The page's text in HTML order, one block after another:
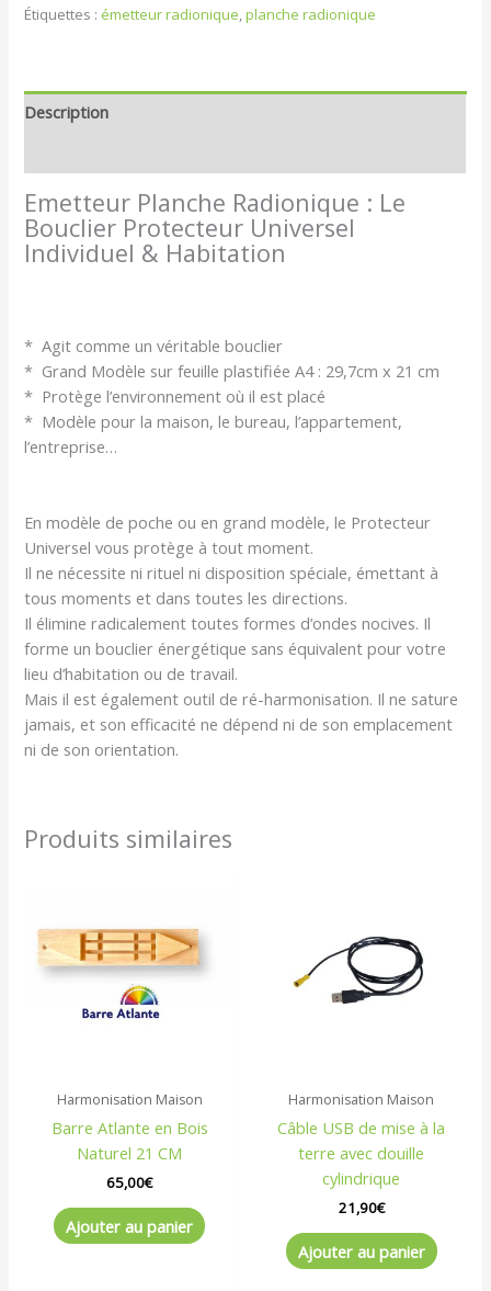
Étiquettes : émetteur radionique,planche radionique
Description
Emetteur Planche Radionique : Le
Bouclier Protecteur Universel
Individuel & Habitation
* Agit comme un véritable bouclier
* Grand Modèle sur feuille plastifiée A4 : 29,7cm x 21 cm
* Protège l’environnement où il est placé
* Modèle pour la maison, le bureau, l’appartement,
l’entreprise…
En modèle de poche ou en grand modèle, le Protecteur
Universel vous protège à tout moment.
Il ne nécessite ni rituel ni disposition spéciale, émettant à
tous moments et dans toutes les directions.
Il élimine radicalement toutes formes d’ondes nocives. Il
forme un bouclier énergétique sans équivalent pour votre
lieu d’habitation ou de travail.
Mais il est également outil de ré-harmonisation. Il ne sature
jamais, et son efficacité ne dépend ni de son emplacement
ni de son orientation.
Produits similaires
Harmonisation Maison
Barre Atlante en Bois
Naturel 21 CM
65,00€
Ajouter au panier
Harmonisation Maison
Câble USB de mise à la
terre avec douille
cylindrique
21,90€
Ajouter au panier